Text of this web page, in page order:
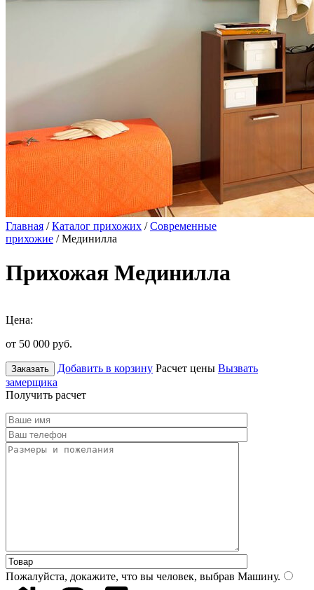
Главная /Каталог прихожих /Современные
прихожие / Мединилла
Прихожая Мединилла
Цена:
от 50 000 руб.
Заказать Добавить в корзину Расчет цены Вызвать
замерщика
Получить расчет
Пожалуйста, докажите, что вы человек, выбрав Машину.